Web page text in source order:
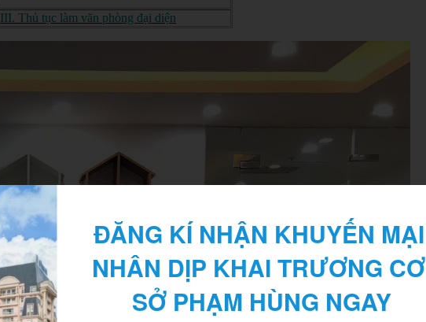
III. Thủ tục làm văn phòng đại diện
ĐĂNG KÍ NHẬN KHUYẾN MẠI
NHÂN DỊP KHAI TRƯƠNG CƠ
SỞ PHẠM HÙNG NGAY